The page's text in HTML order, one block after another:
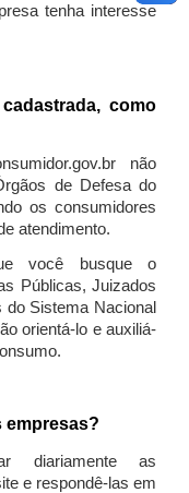
tenha interesse
como
não
de Defesa do
os consumidores
atendimento.
você busque o
Públicas, Juizados
Sistema Nacional
orientá-lo e auxiliá-
empresas?
diariamente as
e respondê-las em